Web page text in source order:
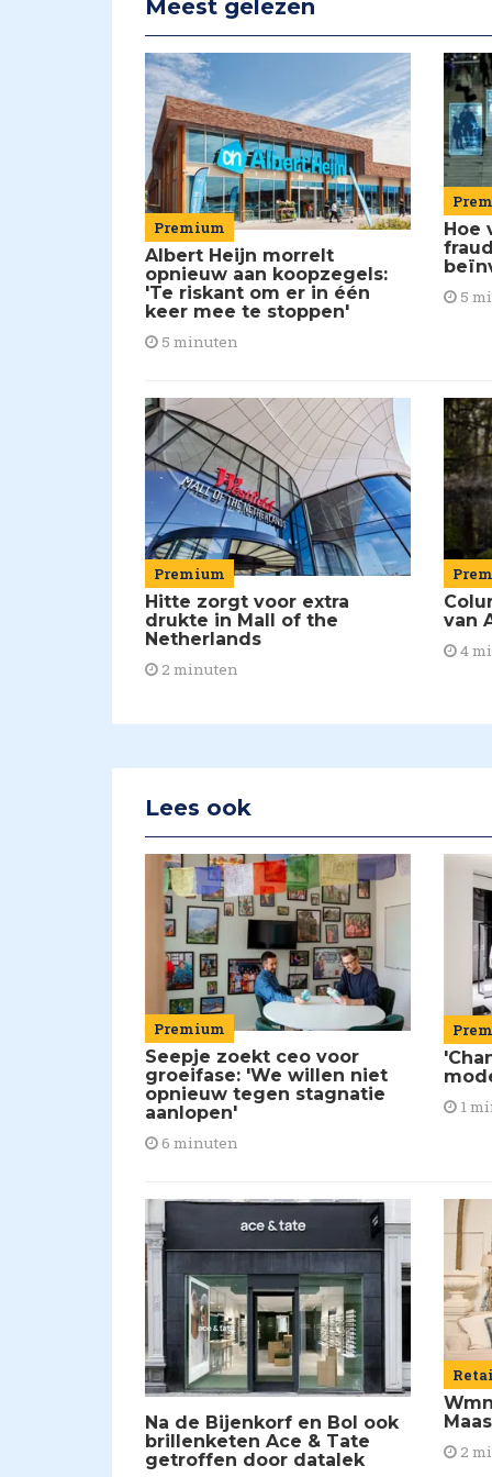
Meest gelezen
Premium
Albert Heijn morrelt
opnieuw aan koopzegels:
'Te riskant om er in één
keer mee te stoppen'
5 minuten
Hoe
5
Premium
Hitte zorgt voor extra
drukte in Mall of the
Netherlands
2 minuten
van
4
Lees ook
Premium
Seepje zoekt ceo voor
groeifase: 'We willen niet
opnieuw tegen stagnatie
aanlopen'
6 minuten
1
Na de Bijenkorf en Bol ook
brillenketen Ace & Tate
getroffen door datalek
2